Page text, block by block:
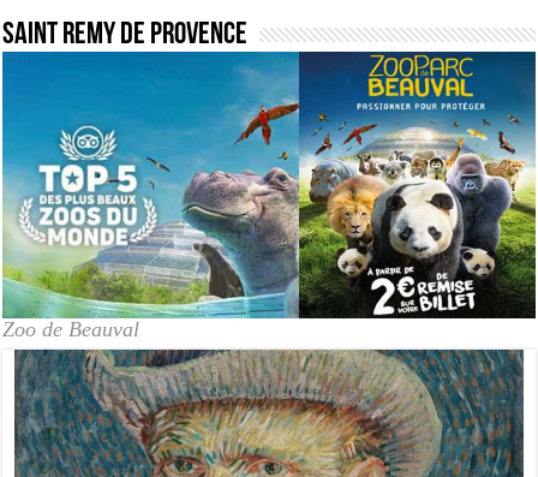
Saint remy de provence
Zoo de Beauval